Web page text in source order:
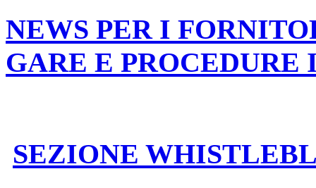
NEWS PER I
GARE E PROCEDURE
SEZIONE